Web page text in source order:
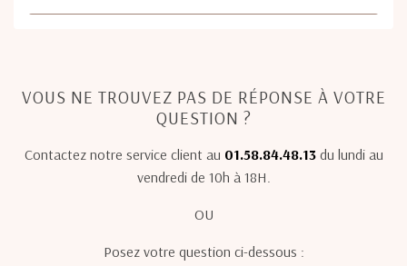
VOUS NE TROUVEZ PAS DE RÉPONSE À VOTRE
QUESTION ?
Contactez notre service client au 01.58.84.48.13du lundi au
vendredi de 10h à 18H.
OU
Posez votre question ci-dessous :